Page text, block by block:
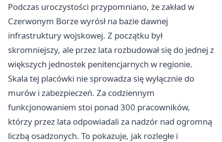
Podczas uroczystości przypomniano, że zakład w
Czerwonym Borze wyrósł na bazie dawnej
infrastruktury wojskowej. Z początku był
skromniejszy, ale przez lata rozbudował się do jednej z
większych jednostek penitencjarnych w regionie.
Skala tej placówki nie sprowadza się wyłącznie do
murów i zabezpieczeń. Za codziennym
funkcjonowaniem stoi ponad 300 pracowników,
którzy przez lata odpowiadali za nadzór nad ogromną
liczbą osadzonych. To pokazuje, jak rozległe i